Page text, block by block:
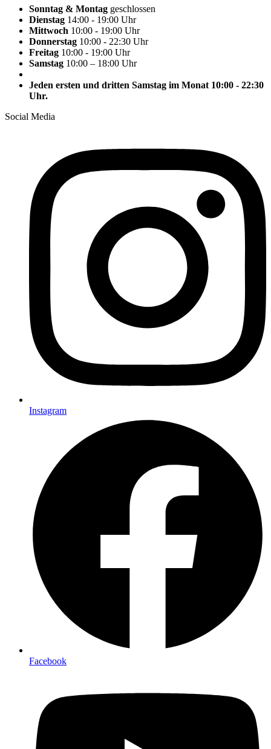
Sonntag & Montag geschlossen
Dienstag 14:00 - 19:00 Uhr
Mittwoch 10:00 - 19:00 Uhr
Donnerstag 10:00 - 22:30 Uhr
Freitag 10:00 - 19:00 Uhr
Samstag 10:00 – 18:00 Uhr
Jeden ersten und dritten Samstag im Monat 10:00 - 22:30
Uhr.
Social Media
Instagram
Facebook